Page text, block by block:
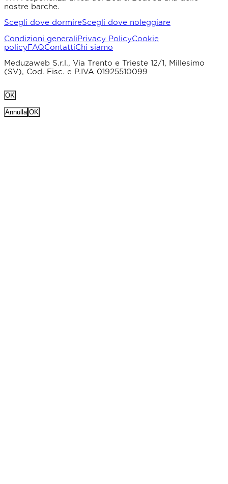
nostre barche.
Scegli dove dormireScegli dove noleggiare
Condizioni generaliPrivacy PolicyCookie
policyFAQContattiChi siamo
Meduzaweb S.r.l., Via Trento e Trieste 12/1, Millesimo
(SV), Cod. Fisc. e P.IVA 01925510099
OK
Annulla OK